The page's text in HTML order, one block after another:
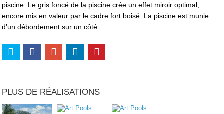
piscine. Le gris foncé de la piscine crée un effet miroir optimal,
encore mis en valeur par le cadre fort boisé. La piscine est munie
d’un débordement sur un côté.
PLUS DE RÉALISATIONS